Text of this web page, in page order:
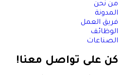
من نحن
المدونة
فريق العمل
الوظائف
الصناعات
كن على تواصل معنا!